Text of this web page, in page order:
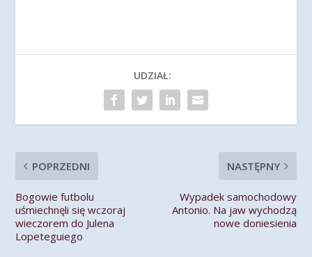
UDZIAŁ:
POPRZEDNI
Bogowie futbolu
uśmiechnęli się wczoraj
wieczorem do Julena
Lopeteguiego
NASTĘPNY
Wypadek samochodowy
Antonio. Na jaw wychodzą
nowe doniesienia